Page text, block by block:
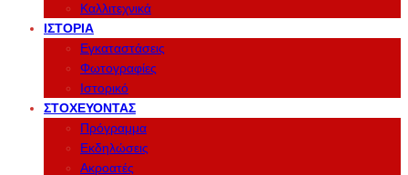
Καλλιτεχνικά
ΙΣΤΟΡΊΑ
Εγκαταστάσεις
Φωτογραφίες
Ιστορικό
ΣΤΟΧΕΎΟΝΤΑΣ
Πρόγραμμα
Εκδηλώσεις
Ακροατές